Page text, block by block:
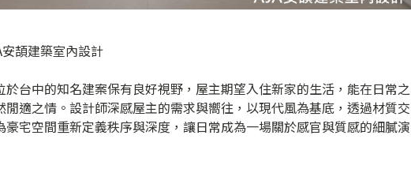
頡建築室內設計
台中的知名建案保有良好視野，屋主期望入住新家的生活，能在日常之
適之情。設計師深感屋主的需求與嚮往，以現代風為基底，透過材質交
宅空間重新定義秩序與深度，讓日常成為一場關於感官與質感的細膩演